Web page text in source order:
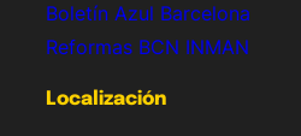
Boletín Azul Barcelona
Reformas BCN INMAN
Localización